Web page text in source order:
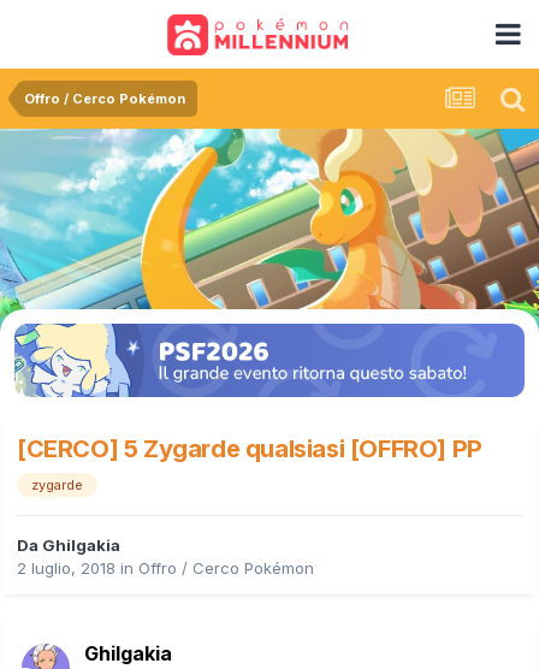
Offro / Cerco Pokémon
[CERCO] 5 Zygarde qualsiasi [OFFRO] PP
zygarde
Da Ghilgakia
2 luglio, 2018 in Offro / Cerco Pokémon
Ghilgakia